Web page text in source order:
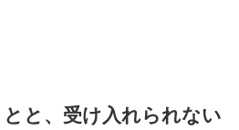
と、受け入れられない